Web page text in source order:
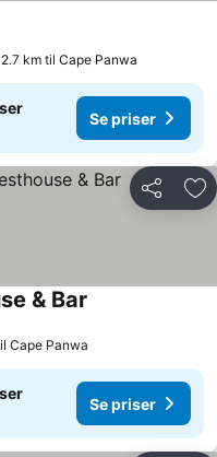
km til Cape Panwa
Se priser
Del
& Bar
Cape Panwa
Se priser